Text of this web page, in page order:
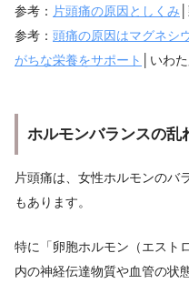
参考： 片頭痛の原因としくみ
参考： 頭痛の原因はマグネシ
がちな栄養をサポート
│いわ
ホルモンバランスの乱
片頭痛は、女性ホルモンのバ
もあります。
特に「卵胞ホルモン（エスト
内の神経伝達物質や血管の状